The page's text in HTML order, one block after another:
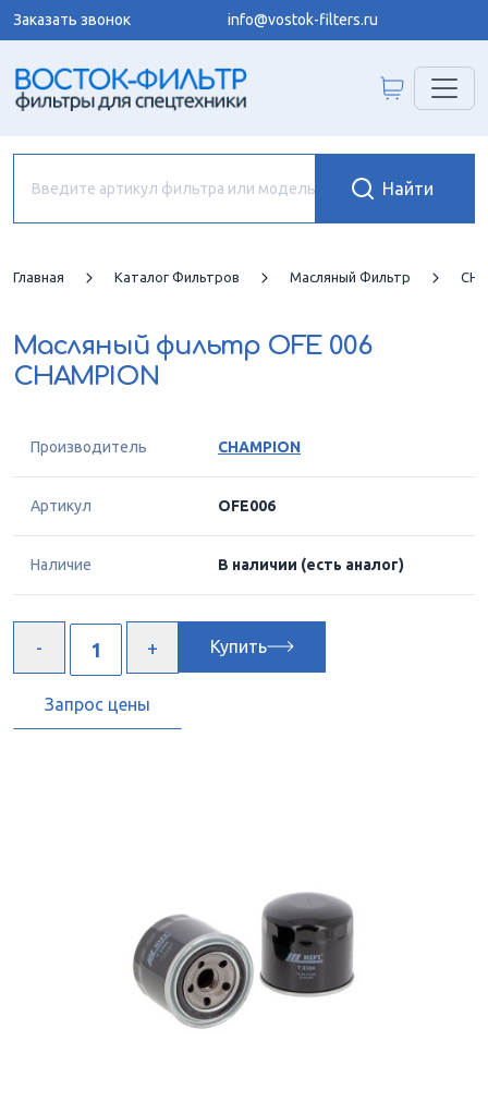
Заказать звонок info@vostok-filters.ru
Главная Каталог Фильтров Масляный Фильтр
Масляный фильтр OFE 006
CHAMPION
Производитель CHAMPION
Артикул OFE006
Наличие В наличии (есть аналог)
Купить
Запрос цены